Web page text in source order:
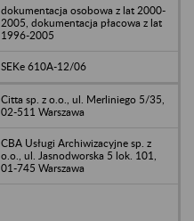
dokumentacja osobowa z lat 2000-
2005, dokumentacja płacowa z lat
1996-2005
SEKe 610A-12/06
Citta sp. z o.o., ul. Merliniego 5/35,
02-511 Warszawa
CBA Usługi Archiwizacyjne sp. z
o.o., ul. Jasnodworska 5 lok. 101,
01-745 Warszawa